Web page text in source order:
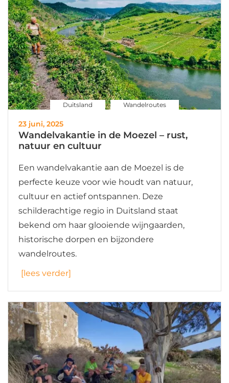
Duitsland Wandelroutes
23 juni, 2025
Wandelvakantie in de Moezel – rust,
natuur en cultuur
Een wandelvakantie aan de Moezel is de
perfecte keuze voor wie houdt van natuur,
cultuur en actief ontspannen. Deze
schilderachtige regio in Duitsland staat
bekend om haar glooiende wijngaarden,
historische dorpen en bijzondere
wandelroutes.
[lees verder]